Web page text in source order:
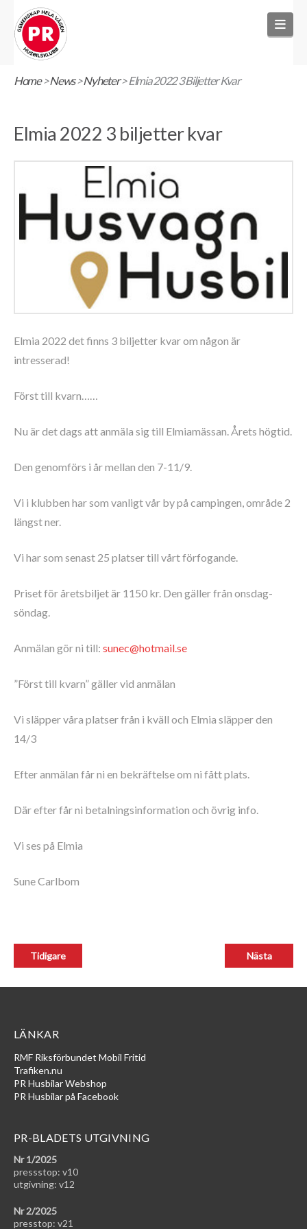
Home>News>Nyheter>Elmia 2022 3 Biljetter Kvar
Elmia 2022 3 biljetter kvar
Elmia 2022 det finns 3 biljetter kvar om någon är
intresserad!
Först till kvarn……
Nu är det dags att anmäla sig till Elmiamässan. Årets högtid.
Den genomförs i år mellan den 7-11/9.
Vi i klubben har som vanligt vår by på campingen, område 2
längst ner.
Vi har som senast 25 platser till vårt förfogande.
Priset för åretsbiljet är 1150 kr. Den gäller från onsdag-
söndag.
Anmälan gör ni till: sunec@hotmail.se
”Först till kvarn” gäller vid anmälan
Vi släpper våra platser från i kväll och Elmia släpper den
14/3
Efter anmälan får ni en bekräftelse om ni fått plats.
Där efter får ni betalningsinformation och övrig info.
Vi ses på Elmia
Sune Carlbom
LÄNKAR
RMF Riksförbundet Mobil Fritid
Trafiken.nu
PR Husbilar Webshop
PR Husbilar på Facebook
PR-BLADETS UTGIVNING
Nr 1/2025
pressstop: v10
utgivning: v12
Nr 2/2025
presstop: v21